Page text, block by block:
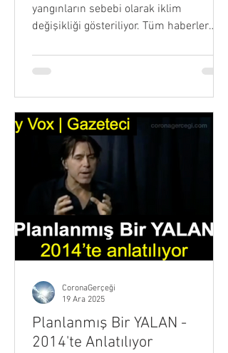
yangınların sebebi olarak iklim
değişikliği gösteriliyor. Tüm haberler
konusunda alarm verdiğini biliyoruz.
İklim değişikliği neden suçlanıyor? Daha
fazla sıcak hava dalgası, artan sıcaklıklar
ve yağmur eksikliği yüzünden diyorlar.
Bu doğru mu, yoksa sadece iklim
safsatası mı? Resmi hükümet
kaynaklarından gerçek bilimsel verilere
bakalım. Öncelikle, sıcak hava dalgaları.
Planlanmış Bir YALAN -
2014'te Anlatılıyor
CoronaGerçeği
19 Ara 2025